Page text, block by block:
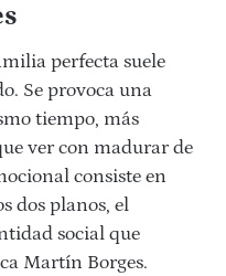
perfecta suele
Se provoca una
tiempo, más
ver con madurar de
consiste en
dos planos, el
social que
Martín Borges.